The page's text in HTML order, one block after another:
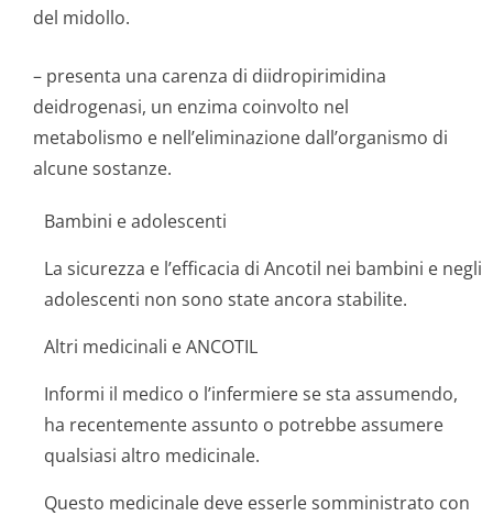
del midollo.
– presenta una carenza di diidropirimidina
deidrogenasi, un enzima coinvolto nel
metabolismo e nell’eliminazione dall’organismo di
alcune sostanze.
Bambini e adolescenti
La sicurezza e l’efficacia di Ancotil nei bambini e negli
adolescenti non sono state ancora stabilite.
Altri medicinali e ANCOTIL
Informi il medico o l’infermiere se sta assumendo,
ha recentemente assunto o potrebbe assumere
qualsiasi altro medicinale.
Questo medicinale deve esserle somministrato con